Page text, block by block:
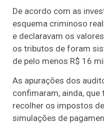
De acordo com as
esquema criminoso
e declaravam os
os tributos de foram
de pelo menos R$ 16
As apurações dos
confimaram, ainda,
recolher os impostos
simulações de